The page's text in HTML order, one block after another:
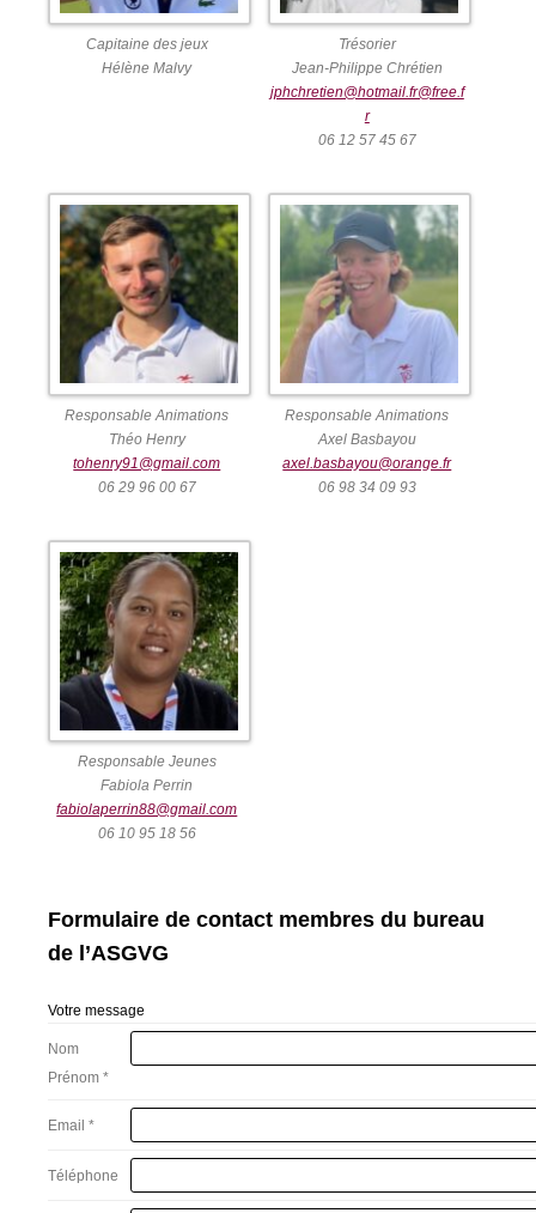
Capitaine des jeux
Hélène Malvy
Trésorier
Jean-Philippe Chrétien
jphchretien@hotmail.fr@free.f
r
06 12 57 45 67
Responsable Animations
Théo Henry
tohenry91@gmail.com
06 29 96 00 67
Responsable Animations
Axel Basbayou
axel.basbayou@orange.fr
06 98 34 09 93
Responsable Jeunes
Fabiola Perrin
fabiolaperrin88@gmail.com
06 10 95 18 56
Formulaire de contact membres du bureau
de l’ASGVG
Votre message
Nom
Prénom *
Email *
Téléphone